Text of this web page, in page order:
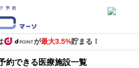
が最大3.5%貯まる！
約できる医療施設一覧